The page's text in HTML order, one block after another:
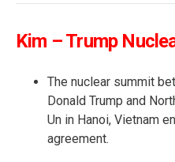
Kim – Trump
The nuclear summit
Donald Trump and
Un in Hanoi, Vietnam
agreement.